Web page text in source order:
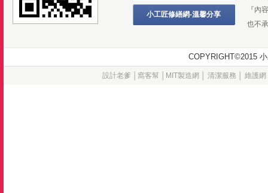
小工匠修繕網-溫馨分享
『內
也不
設計老爹 窩客幫│ MIT製造網 清潔服務 維護網